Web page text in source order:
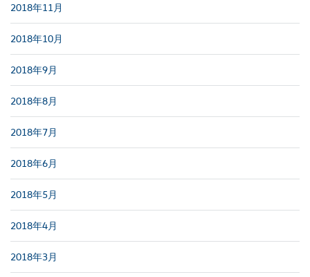
2018年11月
2018年10月
2018年9月
2018年8月
2018年7月
2018年6月
2018年5月
2018年4月
2018年3月